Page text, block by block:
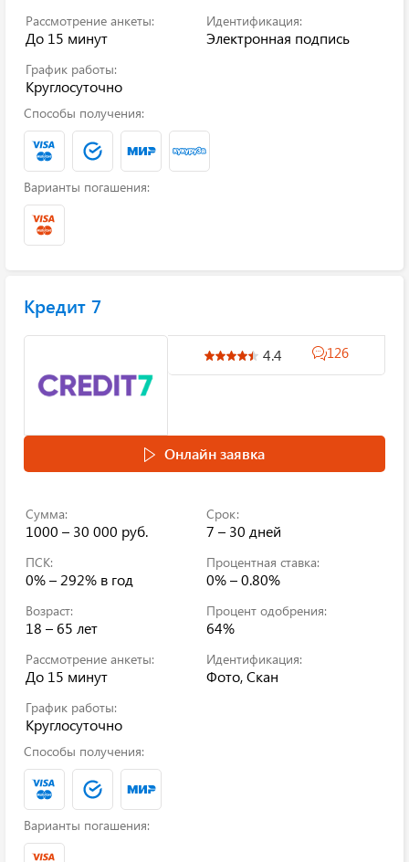
Рассмотрение анкеты:
До 15 минут
Идентификация:
Электронная подпись
График работы:
Круглосуточно
Способы получения:
Варианты погашения:
Кредит 7
4.4 126
Онлайн заявка
Сумма:
1000 – 30 000 руб.
Срок:
7 – 30 дней
ПСК:
0% – 292% в год
Процентная ставка:
0% – 0.80%
Возраст:
18 – 65 лет
Процент одобрения:
64%
Рассмотрение анкеты:
До 15 минут
Идентификация:
Фото, Скан
График работы:
Круглосуточно
Способы получения:
Варианты погашения: